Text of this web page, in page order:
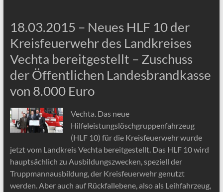
18.03.2015 – Neues HLF 10 der
Kreisfeuerwehr des Landkreises
Vechta bereitgestellt – Zuschuss
der Öffentlichen Landesbrandkasse
von 8.000 Euro
Vechta. Das neue
Hilfeleistungslöschgruppenfahrzeug
(HLF 10) für die Kreisfeuerwehr wurde
jetzt vom Landkreis Vechta bereitgestellt. Das HLF 10 wird
hauptsächlich zu Ausbildungszwecken, speziell der
Truppmannausbildung, der Kreisfeuerwehr genutzt
werden. Aber auch auf Rückfallebene, also als Leihfahrzeug,